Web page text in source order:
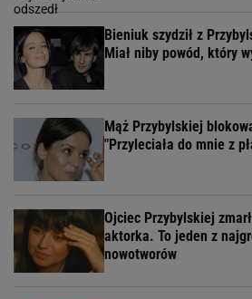
Bieniuk szydził z
Miał niby powód, który
Mąż Przybylskiej
"Przyleciała do mnie z
Ojciec Przybylskiej
aktorka. To jeden z
nowotworów